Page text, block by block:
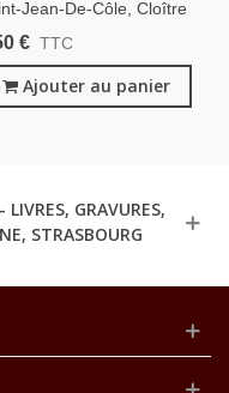
Jean-De-Côle, Cloître
Et Eglise, Carte
- Monastère,
€ TTC
Ajouter au panier
GRAVURES,
STRASBOURG